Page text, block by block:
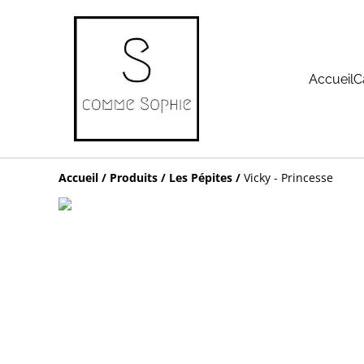
Accueil
Accueil / Produits / Les Pépites / Vicky - Princesse